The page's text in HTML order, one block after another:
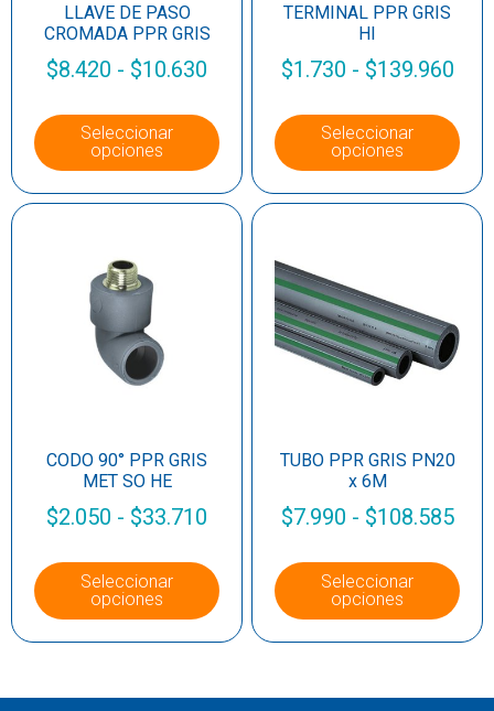
LLAVE DE PASO
CROMADA PPR GRIS
$8.420 - $10.630
Seleccionar
opciones
TERMINAL PPR GRIS
HI
$1.730 - $139.960
Seleccionar
opciones
CODO 90° PPR GRIS
MET SO HE
$2.050 - $33.710
Seleccionar
opciones
TUBO PPR GRIS PN20
x 6M
$7.990 - $108.585
Seleccionar
opciones